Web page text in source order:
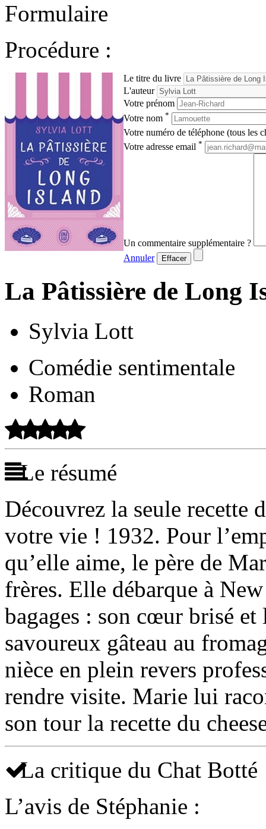
Formulaire
Procédure :
Le titre du livre
L'auteur
Votre prénom
Votre nom *
Votre numéro de téléphone (tous les
Votre adresse email *
Un commentaire supplémentaire ?
Annuler
Effacer
La Pâtissière de Long
Sylvia Lott
Comédie sentimentale
Roman
Le résumé
Découvrez la seule recette
votre vie ! 1932. Pour
qu’elle aime, le père de
frères. Elle débarque à
bagages : son cœur brisé et
savoureux gâteau au
nièce en plein revers
rendre visite. Marie lui
son tour la recette du
La critique du Chat Botté
L’avis de Stéphanie :